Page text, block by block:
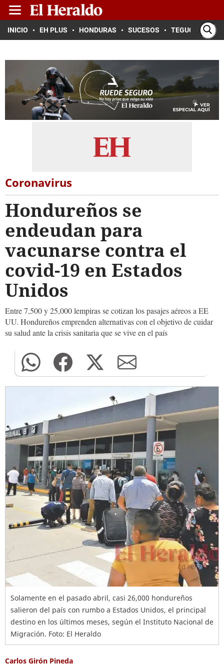
INICIO EH PLUS HONDURAS SUCESOS TEGUCIGALPA
Coronavirus
Hondureños se
endeudan para
vacunarse contra el
covid-19 en Estados
Unidos
Entre 7,500 y 25,000 lempiras se cotizan los pasajes aéreos a EE
UU. Hondureños emprenden alternativas con el objetivo de cuidar
su salud ante la crisis sanitaria que se vive en el país
Solamente en el pasado abril, casi 26,000 hondureños
salieron del país con rumbo a Estados Unidos, el principal
destino en los últimos meses, según el Instituto Nacional de
Migración. Foto: El Heraldo
Carlos Girón Pineda